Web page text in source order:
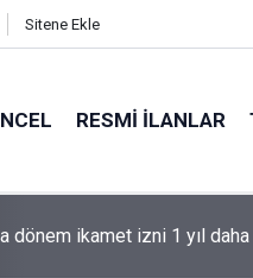
Sitene Ekle
RESMI İLANLAR
dönem ikamet izni 1 yıl